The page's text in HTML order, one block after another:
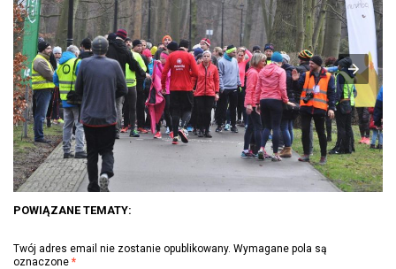
POWIĄZANE TEMATY:
Twój adres email nie zostanie opublikowany. Wymagane pola są
oznaczone *